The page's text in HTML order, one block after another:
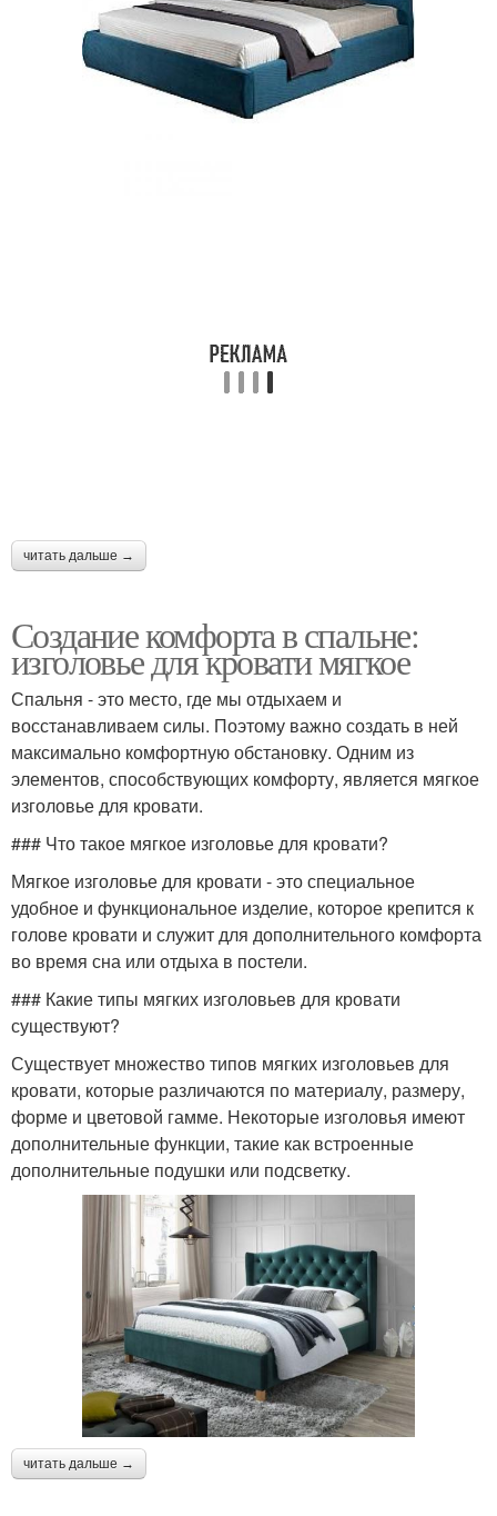
читать дальше →
Создание комфорта в спальне:
изголовье для кровати мягкое
Спальня - это место, где мы отдыхаем и
восстанавливаем силы. Поэтому важно создать в ней
максимально комфортную обстановку. Одним из
элементов, способствующих комфорту, является мягкое
изголовье для кровати.
### Что такое мягкое изголовье для кровати?
Мягкое изголовье для кровати - это специальное
удобное и функциональное изделие, которое крепится к
голове кровати и служит для дополнительного комфорта
во время сна или отдыха в постели.
### Какие типы мягких изголовьев для кровати
существуют?
Существует множество типов мягких изголовьев для
кровати, которые различаются по материалу, размеру,
форме и цветовой гамме. Некоторые изголовья имеют
дополнительные функции, такие как встроенные
дополнительные подушки или подсветку.
читать дальше →